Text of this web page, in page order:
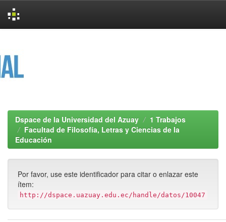
Dspace de la Universidad del Azuay
1 Trabajos
Facultad de Filosofía, Letras y Ciencias de la
Educación
Por favor, use este identificador para citar o enlazar este
ítem:
http://dspace.uazuay.edu.ec/handle/datos/10047